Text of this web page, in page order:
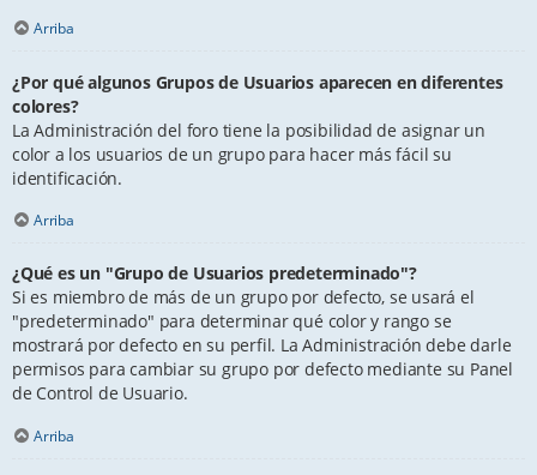
Arriba
¿Por qué algunos Grupos de Usuarios aparecen en diferentes
colores?
La Administración del foro tiene la posibilidad de asignar un
color a los usuarios de un grupo para hacer más fácil su
identificación.
Arriba
¿Qué es un "Grupo de Usuarios predeterminado"?
Si es miembro de más de un grupo por defecto, se usará el
"predeterminado" para determinar qué color y rango se
mostrará por defecto en su perfil. La Administración debe darle
permisos para cambiar su grupo por defecto mediante su Panel
de Control de Usuario.
Arriba